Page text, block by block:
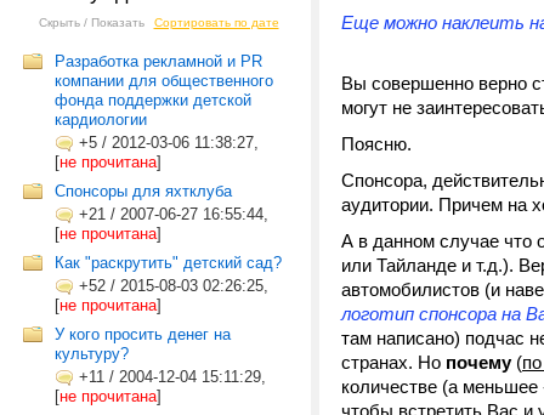
Скрыть / Показать Сортировать по дате
Разработка рекламной и PR
компании для общественного
фонда поддержки детской
кардиологии
+5 / 2012-03-06 11:38:27,
[не прочитана]
Cпонсоры для яхтклуба
+21 / 2007-06-27 16:55:44,
[не прочитана]
Как "раскрутить" детский сад?
+52 / 2015-08-03 02:26:25,
[не прочитана]
У кого просить денег на
культуру?
+11 / 2004-12-04 15:11:29,
[не прочитана]
Еще можно наклеить
Вы совершенно верно
могут не
Поясню.
Спонсора,
аудитории. Причем на
А в данном случае что
или Тайланде и т.д.).
автомобилистов (и
логотип спонсора на
там написано) подчас
странах. Но почему(
количестве (а меньшее
чтобы встретить Вас и